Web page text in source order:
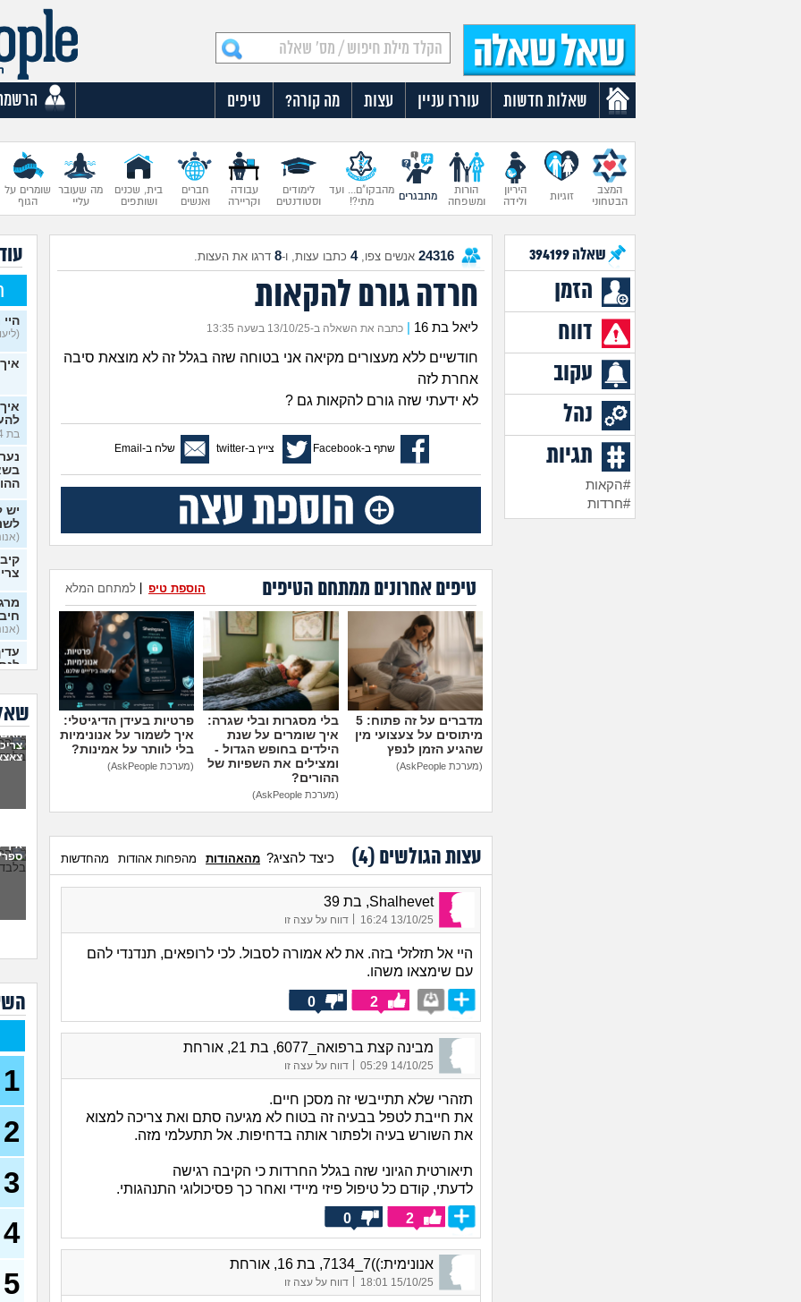
שאלות חדשות עוררו עניין עצות מה קורה? טיפים
המצב
הבטחוני
זוגיות
היריון
ולידה
הורות
ומשפחה
מתבגרים
מהבקו"ם... ועד
מתי?!
לימודים
וסטודנטים
עבודה
וקריירה
חברים
ואנשים
בית, שכנים
ושותפים
מה שעובר
עליי
שומרים על
הגוף
שאלה394199
הזמן
דווח
עקוב
נהל
תגיות
#הקאות
#חרדות
24316 אנשים צפו,4 כתבו עצות, ו-8 דרגו את העצות.
חרדה גורם להקאות
ליאל בת 16 כתבה את השאלה ב-13/10/25 בשעה 13:35
חודשיים ללא מעצורים מקיאה אני בטוחה שזה בגלל זה לא מוצאת סיבה
אחרת לזה
לא ידעתי שזה גורם להקאות גם ?
שתף ב-Facebook צייץ ב-twitter שלח ב-Email
טיפים אחרונים ממתחם הטיפים למתחם המלא הוספת טיפ
מדברים על זה פתוח: 5
מיתוסים על צעצועי מין
שהגיע הזמן לנפץ
(מערכת AskPeople)
בלי מסגרות ובלי שגרה:
איך שומרים על שנת
הילדים בחופש הגדול -
ומצילים את השפיות של
ההורים?
(מערכת AskPeople)
פרטיות בעידן הדיגיטלי:
איך לשמור על אנונימיות
בלי לוותר על אמינות?
(מערכת AskPeople)
עצות הגולשים (4
) כיצד להציג? מהאהודות מהפחות אהודות מהחדשות
Shalhevet, בת 39
13/10/25 16:24 דווח על עצה זו
היי אל תזלזלי בזה. את לא אמורה לסבול. לכי לרופאים, תנדנדי להם
עם שימצאו משהו.
2
0
מבינה קצת ברפואה_6077, בת 21, אורחת
14/10/25 05:29
| דווח על עצה זו
תזהרי שלא תתייבשי זה מסכן חיים.
את חייבת לטפל בבעיה זה בטוח לא מגיעה סתם ואת צריכה למצוא
את השורש בעיה ולפתור אותה בדחיפות. אל תתעלמי מזה.
תיאורטית הגיוני שזה בגלל החרדות כי הקיבה רגישה
לדעתי, קודם כל טיפול פיזי מיידי ואחר כך פסיכולוגי התנהגותי.
2
0
אנונימית:))7_7134, בת 16, אורחת
15/10/25 18:01 דווח על עצה זו
בת 14)
יש
(nono, בת 15)
לא
בת 17)
האם
איך
1
2
3
4
5